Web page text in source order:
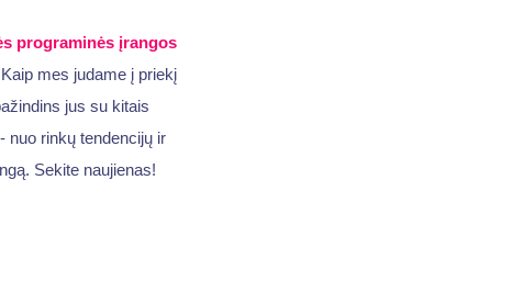
programinės įrangos
mes judame į priekį
jus su kitais
nuo rinkų tendencijų ir
Sekite naujienas!